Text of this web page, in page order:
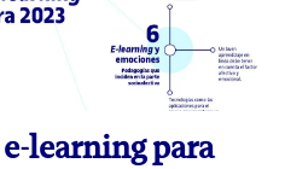
learning para